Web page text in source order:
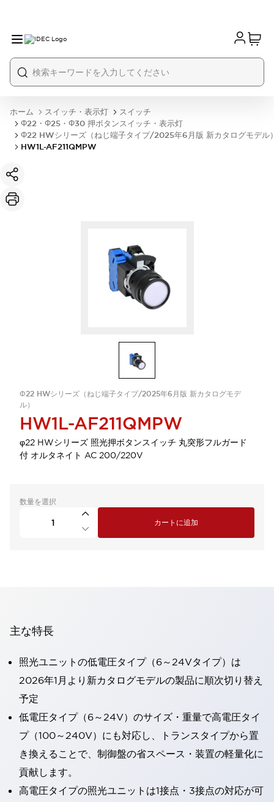
ホーム スイッチ・表示灯
スイッチ
Φ22・Φ25・Φ30 押ボタンスイッチ・表示灯
Φ22 HWシリーズ（ねじ端子タイプ/2025年6月版 新カタログモデル
HW1L-AF211QMPW
Φ22 HWシリーズ（ねじ端子タイプ/2025年6月版 新カタログモデ
ル）
HW1L-AF211QMPW
φ22 HWシリーズ 照光押ボタンスイッチ 丸突形フルガード
付 オルタネイト AC 200/220V
数量を選択
カートに追加
主な特長
照光ユニットの低電圧タイプ（6～24Vタイプ）は
2026年1月より新カタログモデルの製品に順次切り替え
予定
低電圧タイプ（6～24V）のサイズ・重量で高電圧タイ
プ（100～240V）にも対応し、トランスタイプから置
き換えることで、制御盤の省スペース・装置の軽量化に
貢献します。
高電圧タイプの照光ユニットは1接点・3接点の対応が可